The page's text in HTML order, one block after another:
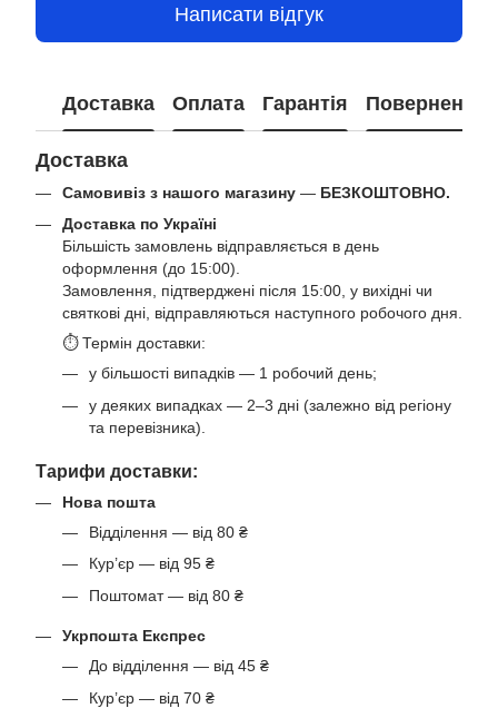
Написати відгук
Доставка Оплата Гарантія Повернення
Доставка
Самовивіз з нашого магазину — БЕЗКОШТОВНО.
Доставка по Україні
Більшість замовлень відправляється в день
оформлення (до 15:00).
Замовлення, підтверджені після 15:00, у вихідні чи
святкові дні, відправляються наступного робочого дня.
⏱ Термін доставки:
у більшості випадків — 1 робочий день;
у деяких випадках — 2–3 дні (залежно від регіону
та перевізника).
Тарифи доставки:
Нова пошта
Відділення — від 80 ₴
Кур’єр — від 95 ₴
Поштомат — від 80 ₴
Укрпошта Експрес
До відділення — від 45 ₴
Кур’єр — від 70 ₴